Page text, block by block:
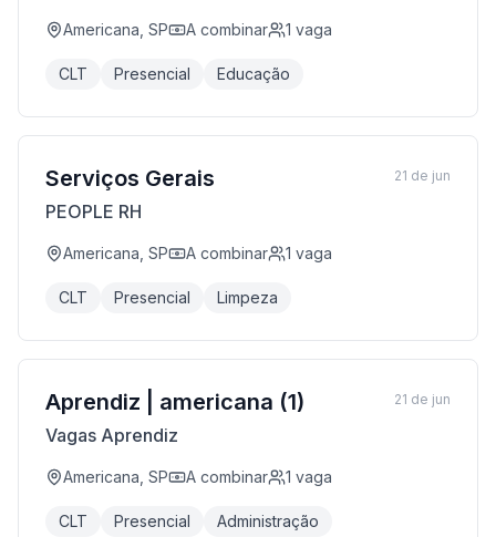
Americana, SP A combinar 1 vaga
CLT Presencial Educação
Serviços Gerais
PEOPLE RH
Americana, SP A combinar 1 vaga
CLT Presencial Limpeza
21 de jun
Aprendiz | americana (1)
Vagas Aprendiz
Americana, SP A combinar 1 vaga
CLT Presencial Administração
21 de jun